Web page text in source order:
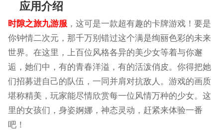
应用介绍
时隙之旅九游服 ，这可是一款超有趣的卡牌游戏！要是
你钟情二次元，那千万别错过这个满是绚丽色彩的未来
世界。在这里，上百位风格各异的美少女等着与你邂
逅，她们中，有的青春洋溢，有的活泼俏皮。你得把她
们招募进自己的队伍，一同并肩对抗敌人。游戏的画质
堪称精美，玩家能尽情欣赏每一位风情万种的少女。这
里的女孩们，身姿婀娜，神态灵动，赶紧来体验一番
吧！